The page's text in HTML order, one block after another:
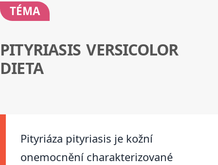
TÉMA
PITYRIASIS VERSICOLOR
DIETA
Pityriáza pityriasis je kožní
onemocnění charakterizované